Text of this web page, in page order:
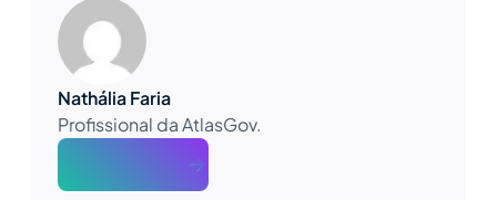
Nathália Faria
Profissional da AtlasGov.